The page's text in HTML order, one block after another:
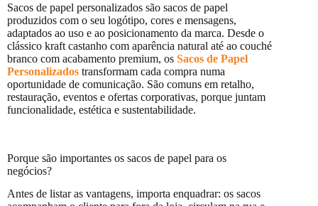
Sacos de papel personalizados são sacos de papel
produzidos com o seu logótipo, cores e mensagens,
adaptados ao uso e ao posicionamento da marca. Desde o
clássico kraft castanho com aparência natural até ao couché
branco com acabamento premium, os Sacos de Papel
Personalizados transformam cada compra numa
oportunidade de comunicação. São comuns em retalho,
restauração, eventos e ofertas corporativas, porque juntam
funcionalidade, estética e sustentabilidade.
Porque são importantes os sacos de papel para os
negócios?
Antes de listar as vantagens, importa enquadrar: os sacos